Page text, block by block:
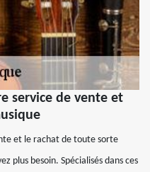
service de vente et
et le rachat de toute sorte
plus besoin. Spécialisés dans ces